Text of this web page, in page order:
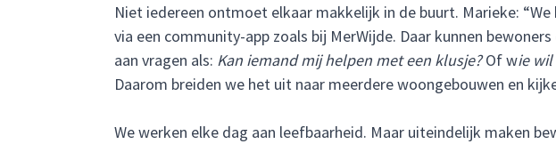
Niet iedereen ontmoet elkaar makkelijk in de buurt. Marieke:
via een community-app zoals bij MerWijde. Daar kunnen
aan vragen als: Kan iemand mij helpen met een klusje?Of wie
Daarom breiden we het uit naar meerdere woongebouwen en
We werken elke dag aan leefbaarheid. Maar uiteindelijk maken